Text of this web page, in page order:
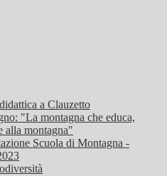
a Clauzetto
"La montagna che educa,
alla montagna"
Scuola di Montagna -